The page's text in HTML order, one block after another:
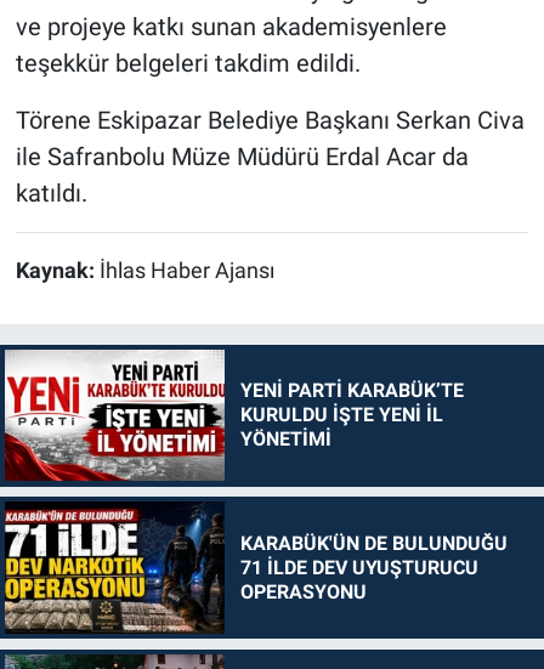
ve projeye katkı sunan akademisyenlere
teşekkür belgeleri takdim edildi.
Törene Eskipazar Belediye Başkanı Serkan Civa
ile Safranbolu Müze Müdürü Erdal Acar da
katıldı.
Kaynak: İhlas Haber Ajansı
YENİ PARTİ KARABÜK’TE
KURULDU İŞTE YENİ İL
YÖNETİMİ
KARABÜK'ÜN DE BULUNDUĞU
71 İLDE DEV UYUŞTURUCU
OPERASYONU